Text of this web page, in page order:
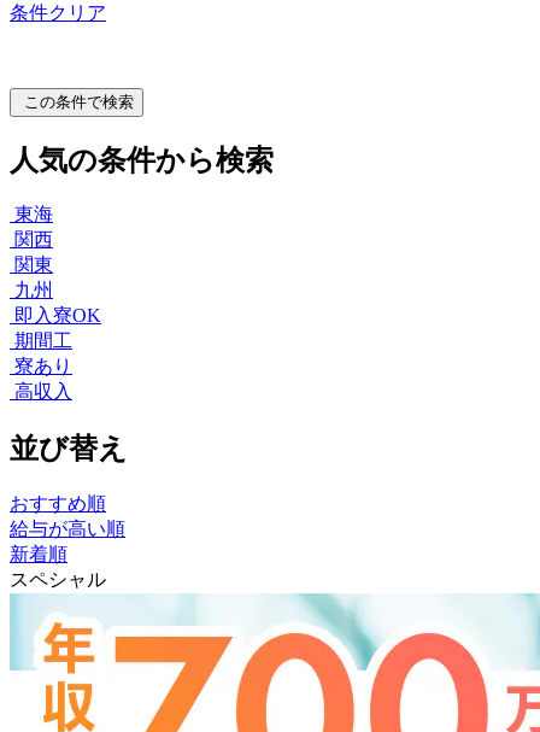
条件クリア
この条件で検索
人気の条件から検索
東海
関西
関東
九州
即入寮OK
期間工
寮あり
高収入
並び替え
おすすめ順
給与が高い順
新着順
スペシャル